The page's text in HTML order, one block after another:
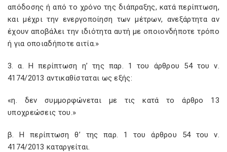
απόδοσης ή από το χρόνο της διάπραξης, κατά περίπτωση,
και μέχρι την ενεργοποίηση των μέτρων, ανεξάρτητα αν
έχουν αποβάλει την ιδιότητα αυτή με οποιονδήποτε τρόπο
ή για οποιαδήποτε αιτία.»
3. α. Η περίπτωση η’ της παρ. 1 του άρθρου 54 του ν.
4174/2013 αντικαθίσταται ως εξής:
«η. δεν συμμορφώνεται με τις κατά το άρθρο 13
υποχρεώσεις του.»
β. Η περίπτωση θ’ της παρ. 1 του άρθρου 54 του ν.
4174/2013 καταργείται.